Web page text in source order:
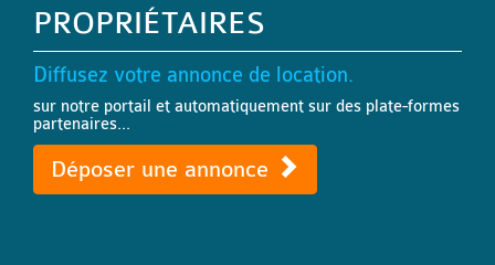
PROPRIÉTAIRES
Diffusez votre annonce de location.
sur notre portail et automatiquement sur des plate-formes
partenaires...
Déposer une annonce